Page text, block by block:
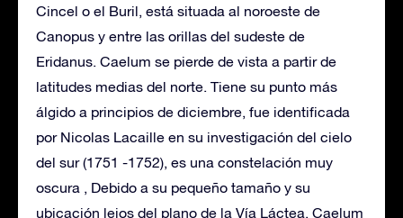
Cincel o el Buril, está situada al noroeste de
Canopus y entre las orillas del sudeste de
Eridanus. Caelum se pierde de vista a partir de
latitudes medias del norte. Tiene su punto más
álgido a principios de diciembre, fue identificada
por Nicolas Lacaille en su investigación del cielo
del sur (1751 -1752), es una constelación muy
oscura , Debido a su pequeño tamaño y su
ubicación lejos del plano de la Vía Láctea, Caelum